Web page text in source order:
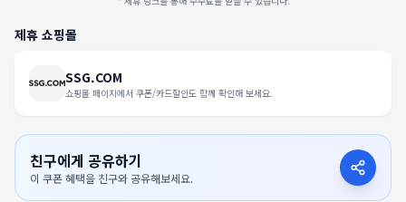
제휴 쇼핑몰
SSG.COM
쇼핑몰 페이지에서 쿠폰/카드할인도 함께 확인해 보세요.
친구에게 공유하기
이 쿠폰 혜택을 친구와 공유해보세요.